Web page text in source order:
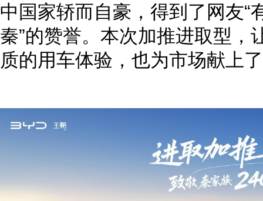
中国家轿而自豪，得到了网友“
秦”的赞誉。本次加推进取型，
质的用车体验，也为市场献上